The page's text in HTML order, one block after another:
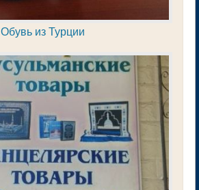
Обувь из Турции